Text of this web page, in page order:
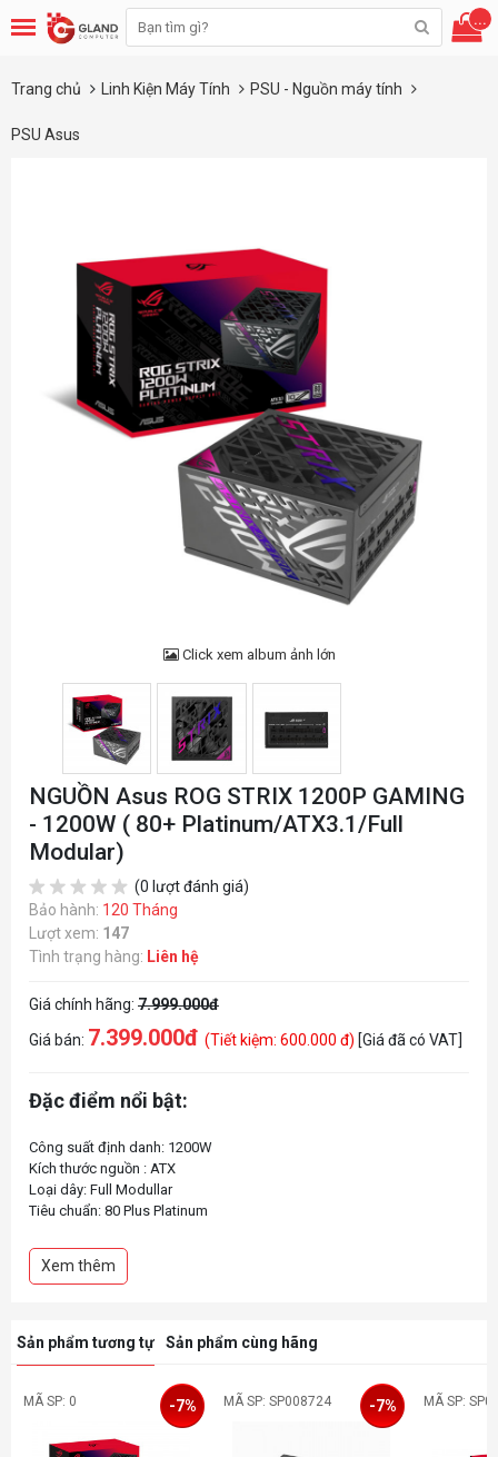
...
Trang chủ Linh Kiện Máy Tính PSU - Nguồn máy tính
PSU Asus
Click xem album ảnh lớn
NGUỒN Asus ROG STRIX 1200P GAMING
- 1200W ( 80+ Platinum/ATX3.1/Full
Modular)
(0 lượt đánh giá)
Bảo hành: 120 Tháng
Lượt xem: 147
Tình trạng hàng: Liên hệ
Giá chính hãng: 7.999.000đ
Giá bán: 7.399.000đ (Tiết kiệm: 600.000 đ) [Giá đã có VAT]
Đặc điểm nổi bật:
Công suất định danh: 1200W
Kích thước nguồn : ATX
Loại dây: Full Modullar
Tiêu chuẩn: 80 Plus Platinum
Xem thêm
Sản phẩm tương tự Sản phẩm cùng hãng
MÃ SP: 0 -7% MÃ SP: SP008724 -7% MÃ SP: